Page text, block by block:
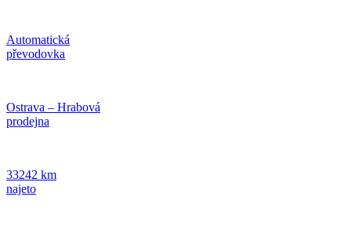
Automatická
převodovka
Ostrava – Hrabová
prodejna
33242 km
najeto